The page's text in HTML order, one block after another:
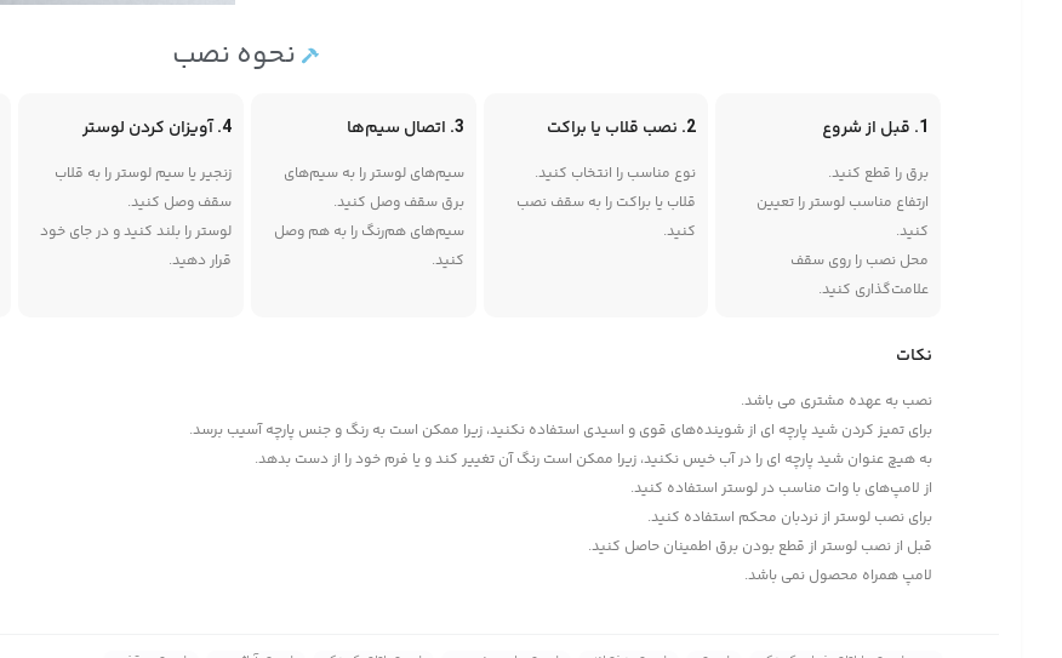
نحوه نصب
1. قبل از شروع
برق را قطع کنید.
ارتفاع مناسب لوستر را تعیین
کنید.
محل نصب را روی سقف
علامت‌گذاری کنید.
2. نصب قلاب یا براکت
نوع مناسب را انتخاب کنید.
قلاب یا براکت را به سقف نصب
کنید.
3. اتصال سیم‌ها
سیم‌های لوستر را به سیم‌های
برق سقف وصل کنید.
سیم‌های هم‌رنگ را به هم وصل
کنید.
4. آویزان کردن لوستر
زنجیر یا سیم لوستر را به قلاب
سقف وصل کنید.
لوستر را بلند کنید و در جای خود
قرار دهید.
نکات
نصب به عهده مشتری می باشد.
برای تمیز کردن شید پارچه ای از شوینده‌های قوی و اسیدی استفاده نکنید، زیرا ممکن است به رنگ و جنس پارچه آسیب برسد.
به هیچ عنوان شید پارچه ای را در آب خیس نکنید، زیرا ممکن است رنگ آن تغییر کند و یا فرم خود را از دست بدهد.
از لامپ‌های با وات مناسب در لوستر استفاده کنید.
برای نصب لوستر از نردبان محکم استفاده کنید.
قبل از نصب لوستر از قطع بودن برق اطمینان حاصل کنید.
لامپ همراه محصول نمی باشد.